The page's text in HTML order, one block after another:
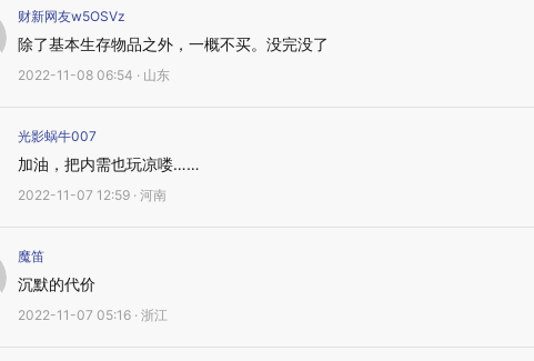
财新网友w5OSVz
除了基本生存物品之外，一概不买。没完没了
2022-11-08 06:54 · 山东
光影蜗牛007
加油，把内需也玩凉喽……
2022-11-07 12:59 · 河南
魔笛
沉默的代价
2022-11-07 05:16 · 浙江